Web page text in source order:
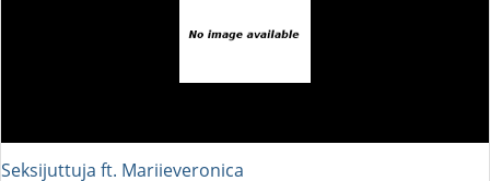
Seksijuttuja ft. Mariieveronica